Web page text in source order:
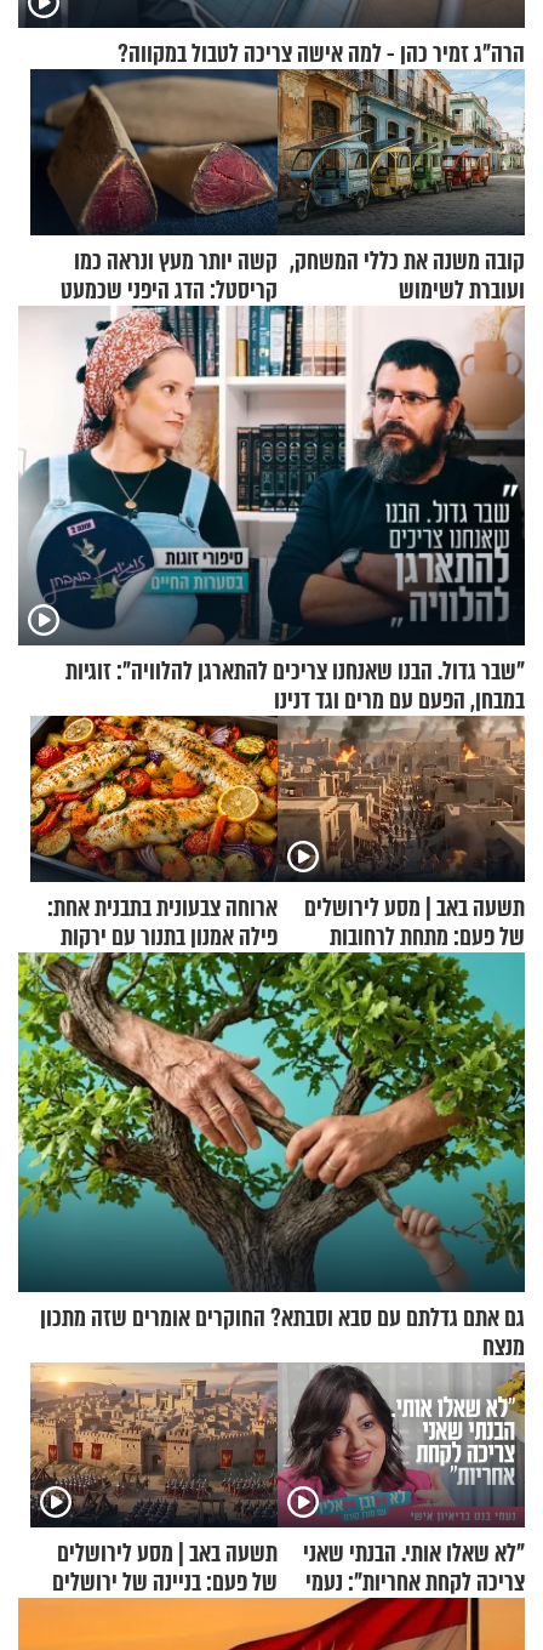
הרה"ג זמיר כהן - למה אישה צריכה לטבול במקווה?
קובה משנה את כללי המשחק,
ועוברת לשימוש
בתלת־אופנועים סולאריים
קשה יותר מעץ ונראה כמו
קריסטל: הדג היפני שכמעט
בלתי אפשרי לחתוך
"שבר גדול. הבנו שאנחנו צריכים להתארגן להלוויה": זוגיות
במבחן, הפעם עם מרים וגד דנינו
תשעה באב | מסע לירושלים
של פעם: מתחת לרחובות
ירושלים
ארוחה צבעונית בתבנית אחת:
פילה אמנון בתנור עם ירקות
גם אתם גדלתם עם סבא וסבתא? החוקרים אומרים שזה מתכון
מנצח
"לא שאלו אותי. הבנתי שאני
צריכה לקחת אחריות": נעמי
בנט בריאיון אישי
תשעה באב | מסע לירושלים
של פעם: בניינה של ירושלים